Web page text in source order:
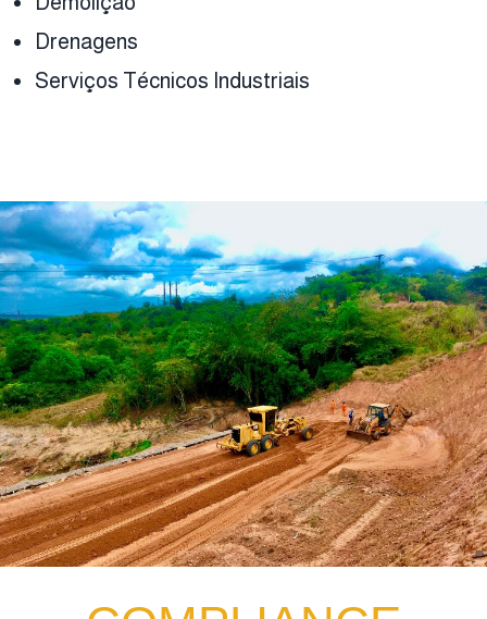
Drenagens
Serviços Técnicos Industriais